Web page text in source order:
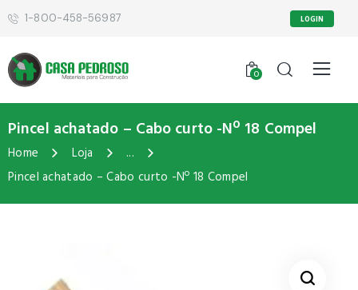
1-800-458-56987 LOGIN
0
Pincel achatado – Cabo curto -Nº 18 Compel
Home Loja
...
Pincel achatado – Cabo curto -Nº 18 Compel